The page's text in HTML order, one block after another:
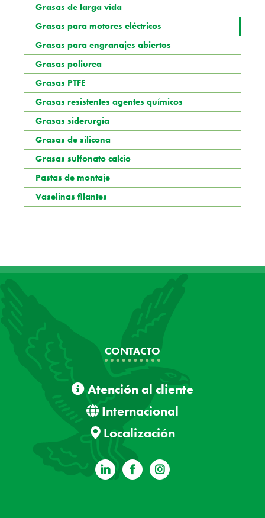
Grasas de larga vida
Grasas para motores eléctricos
Grasas para engranajes abiertos
Grasas poliurea
Grasas PTFE
Grasas resistentes agentes químicos
Grasas siderurgia
Grasas de silicona
Grasas sulfonato calcio
Pastas de montaje
Vaselinas filantes
CONTACTO
Atención al cliente
Internacional
Localización